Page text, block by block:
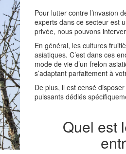
Pour lutter contre l’invasion
experts dans ce secteur est
privée, nous pouvons
En général, les cultures
asiatiques. C’est dans ces
mode de vie d’un frelon
s’adaptant parfaitement à
De plus, il est censé
puissants dédiés
Quel est